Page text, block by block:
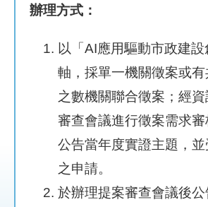
辦理方式：
以「AI應用驅動市政建
軸，採單一機關徵案或
之數機關聯合徵案；經
審查會議進行徵案需求
公告當年度實證主題，
之申請。
於辦理提案審查會議後